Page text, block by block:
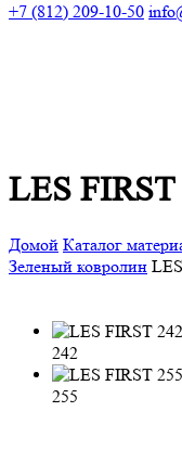
+7 (812) 209-10-50
LES FIRST
Домой Каталог
Зеленый ковролин
242
255